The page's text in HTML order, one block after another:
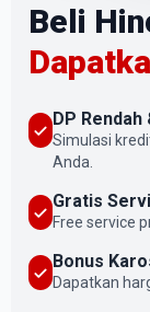
Beli
DP Rendah
Simulasi
Anda.
Gratis
Free service
Bonus
Dapatkan